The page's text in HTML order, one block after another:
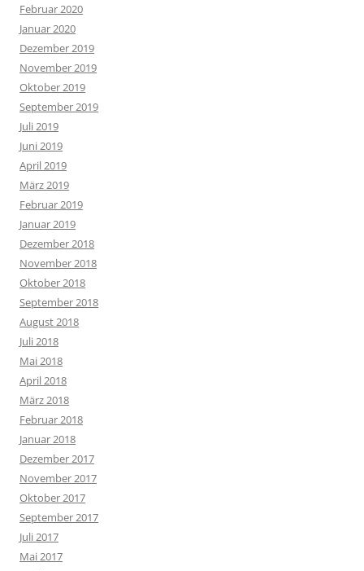
Februar 2020
Januar 2020
Dezember 2019
November 2019
Oktober 2019
September 2019
Juli 2019
Juni 2019
April 2019
März 2019
Februar 2019
Januar 2019
Dezember 2018
November 2018
Oktober 2018
September 2018
August 2018
Juli 2018
Mai 2018
April 2018
März 2018
Februar 2018
Januar 2018
Dezember 2017
November 2017
Oktober 2017
September 2017
Juli 2017
Mai 2017